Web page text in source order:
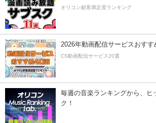
オリコン顧客満足度ランキング
2026年動画配信サービスおすす
CS動画配信サービス20選
毎週の音楽ランキングから、ヒ
ク！